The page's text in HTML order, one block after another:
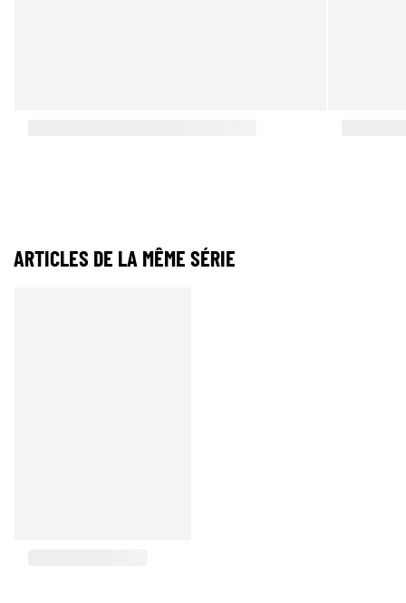
ARTICLES DE LA MÊME SÉRIE